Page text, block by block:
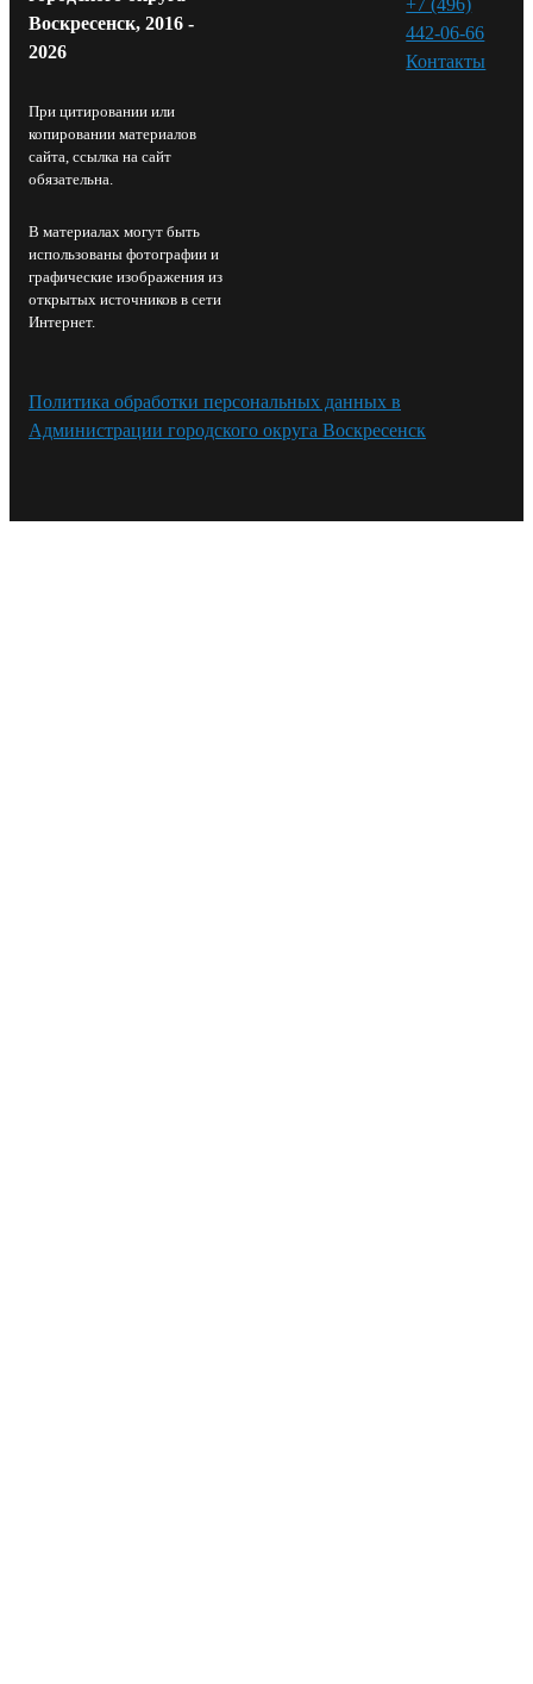
Воскресенск, 2016 -
2026
При цитировании или
копировании материалов
сайта, ссылка на сайт
обязательна.
В материалах могут быть
использованы фотографии и
графические изображения из
открытых источников в сети
Интернет.
442-06-66
Контакты⁠
Политика обработки персональных данных в
Администрации городского округа Воскресенск